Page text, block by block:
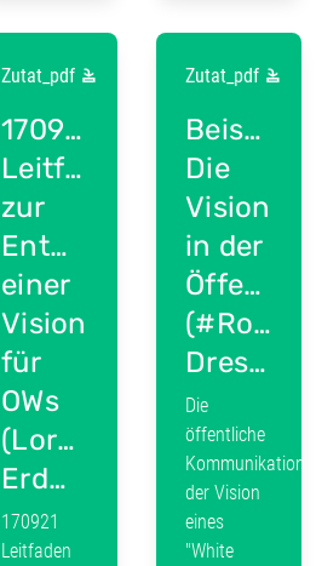
Zutat_pdf
170921
Leitfaden
zur
Entwicklung
einer
Vision
für
OWs
(Lorenz
Erdmann).pdf
170921
Leitfaden
Zutat_pdf
Beispiel:
Die
Vision
in der
Dresden)
Die
öffentliche
Kommunikation
der Vision
eines
"White